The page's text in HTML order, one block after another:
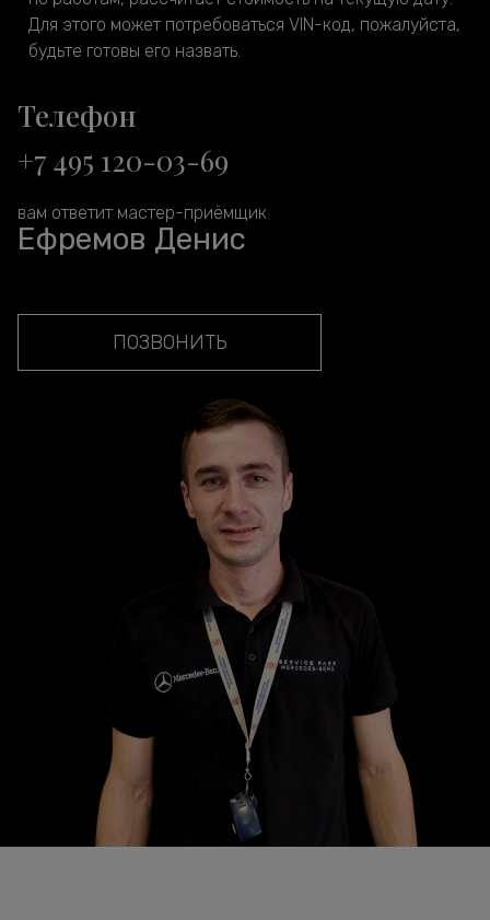
Для этого может потребоваться VIN-код, пожалуйста,
будьте готовы его назвать.
Телефон
+7 495 120-03-69
вам ответит мастер-приёмщик
Ефремов Денис
ПОЗВОНИТЬ